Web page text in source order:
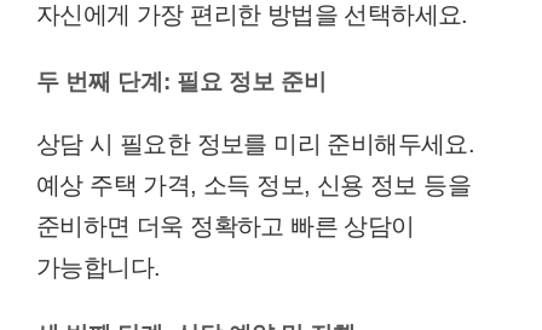
자신에게 가장 편리한 방법을 선택하세요.
두 번째 단계: 필요 정보 준비
상담 시 필요한 정보를 미리 준비해두세요.
예상 주택 가격, 소득 정보, 신용 정보 등을
준비하면 더욱 정확하고 빠른 상담이
가능합니다.